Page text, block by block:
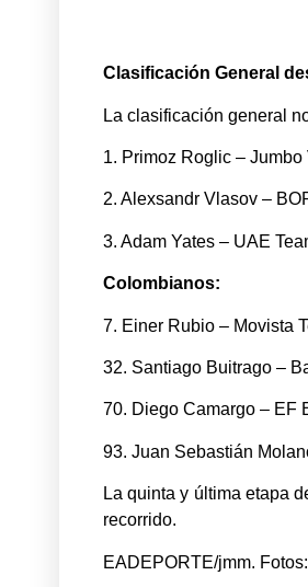
Clasificación General
La clasificación general
1. Primoz Roglic –
2. Alexsandr Vlasov –
3. Adam Yates – UAE
Colombianos:
7. Einer Rubio – Movista
32. Santiago Buitrago –
70. Diego Camargo – EF
93. Juan Sebastián
La quinta y última etapa
recorrido.
EADEPORTE/jmm.